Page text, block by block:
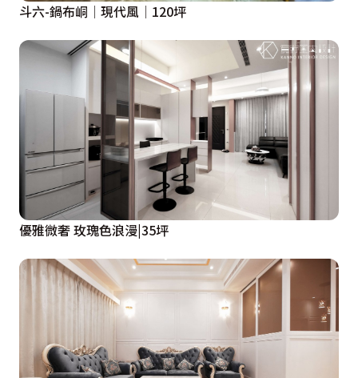
斗六-鍋布峒│現代風│120坪
優雅微奢 玫瑰色浪漫|35坪